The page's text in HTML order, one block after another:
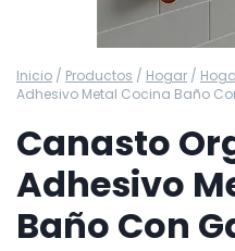
Inicio / Productos / Hogar /
Adhesivo Metal Cocina Baño
Canasto
Adhesivo
Baño Con